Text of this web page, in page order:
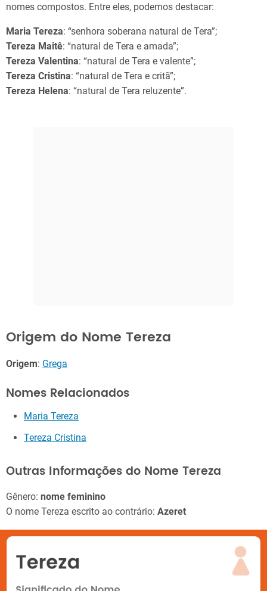
nomes compostos. Entre eles, podemos destacar:
Maria Tereza: “senhora soberana natural de Tera”;
Tereza Maitê: “natural de Tera e amada”;
Tereza Valentina: “natural de Tera e valente”;
Tereza Cristina: “natural de Tera e critã”;
Tereza Helena: “natural de Tera reluzente”.
Origem do Nome Tereza
Origem: Grega
Nomes Relacionados
Maria Tereza
Tereza Cristina
Outras Informações do Nome Tereza
Gênero: nome feminino
O nome Tereza escrito ao contrário: Azeret